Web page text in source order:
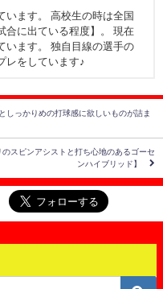
います。 高校生の時は全国
合に出ている程度】。 現在
います。 独自目線の選手の
レをしています♪
しっかりめの打球感に欲しいものが詰ま
スピンアシストと打ち心地のあるゴーセ
ンハイブリッド】